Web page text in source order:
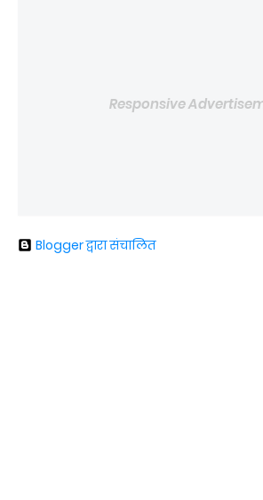
Responsive
Blogger द्वारा संचालित